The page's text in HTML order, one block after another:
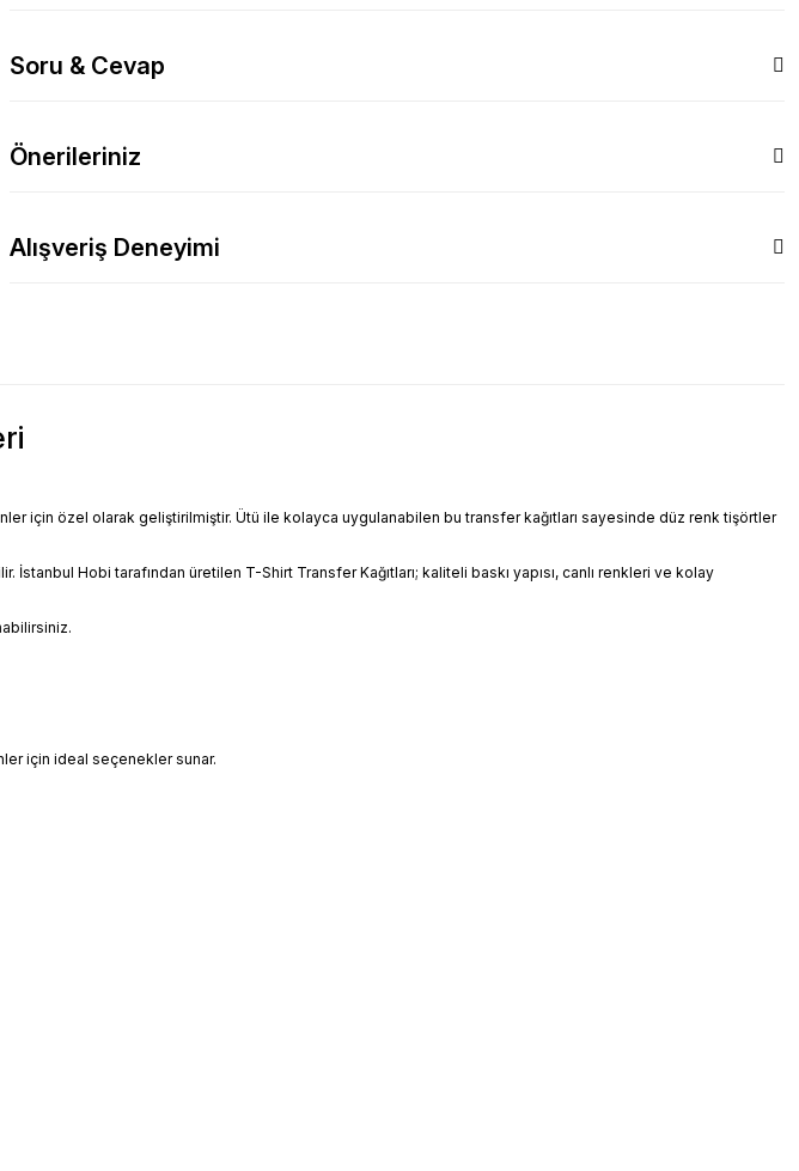
Soru & Cevap
Önerileriniz
Alışveriş Deneyimi
için özel olarak geliştirilmiştir. Ütü ile kolayca uygulanabilen bu transfer kağıtları sayesinde düz renk tişörtler
Hobi tarafından üretilen T-Shirt Transfer Kağıtları; kaliteli baskı yapısı, canlı renkleri ve kolay
için ideal seçenekler sunar.